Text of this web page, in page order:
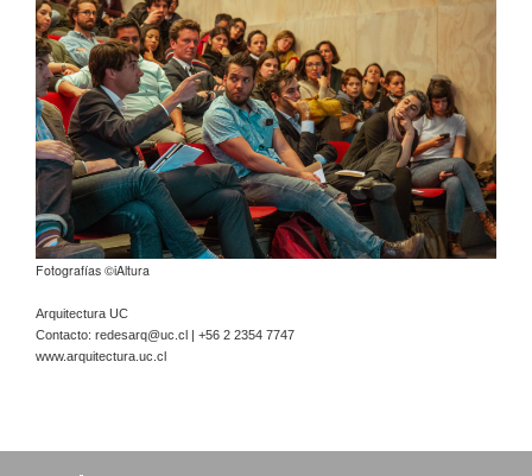
Fotografías ©iAltura
Arquitectura UC
Contacto: redesarq@uc.cl | +56 2 2354 7747
www.arquitectura.uc.cl